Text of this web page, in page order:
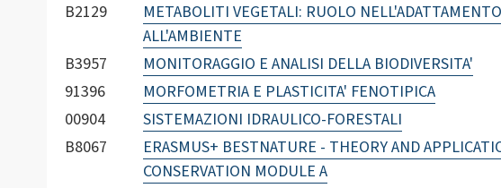
B2129
METABOLITI VEGETALI: RUOLO
ALL'AMBIENTE
B3957 MONITORAGGIO E ANALISI DELLA BIODIVERSITA'
91396
MORFOMETRIA E PLASTICITA' FENOTIPICA
00904
SISTEMAZIONI IDRAULICO-FORESTALI
B8067
ERASMUS+ BESTNATURE - THEORY AND
CONSERVATION MODULE A